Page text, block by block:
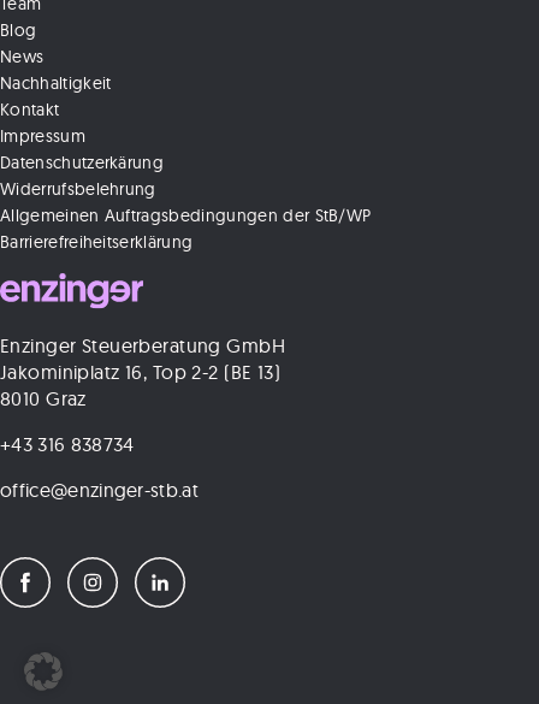
Enzinger Steuerberatung GmbH
Jakominiplatz 16, Top 2-2 (BE 13)
8010 Graz
+43 316 838734
office@enzinger-stb.at
Blog
News
Nachhaltigkeit
Kontakt
Impressum
Datenschutzerkärung
Widerrufsbelehrung
Allgemeinen Auftragsbedingungen der StB/WP
Barrierefreiheitserklärung